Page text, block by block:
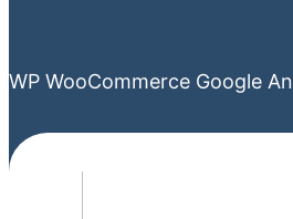
WP WooCommerce Google